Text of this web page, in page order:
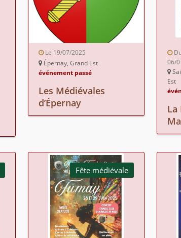
Le 19/07/2025
Épernay, Grand Est
événement passé
Les Médiévales
d’Épernay
06/
Est
La
Fête médiévale